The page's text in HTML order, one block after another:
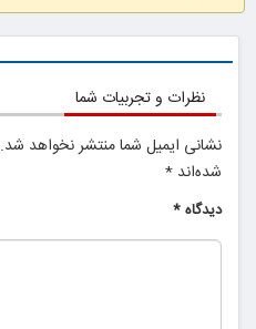
در آبان تتر احراز
نظرات و تجربیات شما
نشانی ایمیل شما منتشر نخواهد شد.
شده‌اند *
دیدگاه*